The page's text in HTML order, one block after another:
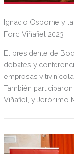
Ignacio Osborne y
Foro Viñafiel 2023
El presidente de
debates y
empresas
También
Viñafiel, y Jerónimo